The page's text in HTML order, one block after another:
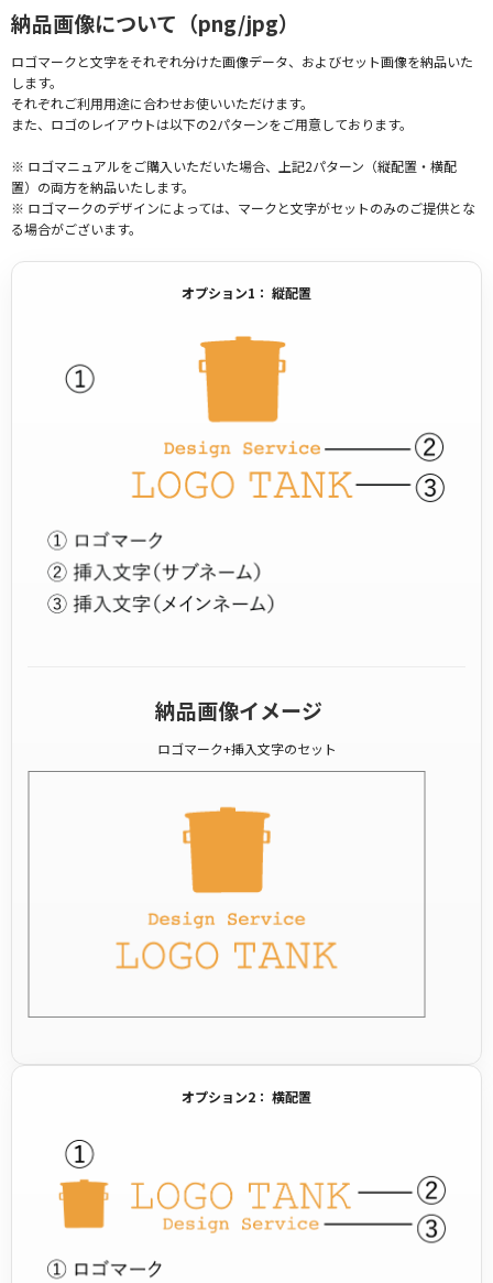
納品画像について（png/jpg）
ロゴマークと文字をそれぞれ分けた画像データ、およびセット画像を納品いた
します。
それぞれご利用用途に合わせお使いいただけます。
また、ロゴのレイアウトは以下の2パターンをご用意しております。
※ ロゴマニュアルをご購入いただいた場合、上記2パターン（縦配置・横配
置）の両方を納品いたします。
※ ロゴマークのデザインによっては、マークと文字がセットのみのご提供とな
る場合がございます。
オプション1： 縦配置
納品画像イメージ
ロゴマーク+挿入文字のセット
オプション2： 横配置